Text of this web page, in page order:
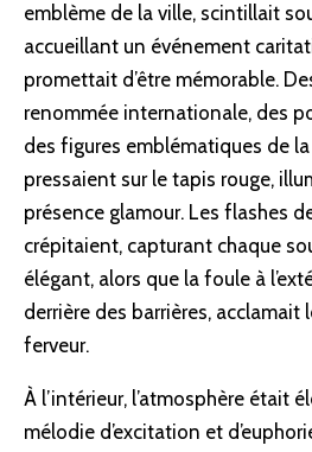
emblème de la ville, scintillait
accueillant un événement
promettait d’être mémorable.
renommée internationale, des
des figures emblématiques de
pressaient sur le tapis rouge,
présence glamour. Les flashes
crépitaient, capturant chaque
élégant, alors que la foule à
derrière des barrières, acclamait
ferveur.
À l’intérieur, l’atmosphère était
mélodie d’excitation et